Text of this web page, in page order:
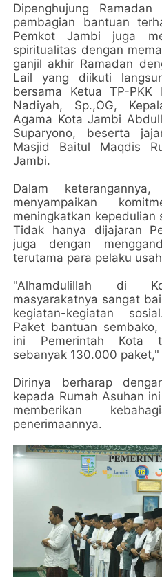
Dipenghujung
pembagian bantuan
Pemkot Jambi juga
spiritualitas dengan
ganjil akhir Ramadan
Lail yang diikuti
bersama Ketua TP-
Nadiyah, Sp.,OG,
Agama Kota Jambi
Suparyono, beserta
Masjid Baitul Maqdis
Jambi.
Dalam
menyampaikan
meningkatkan kepedulian
Tidak hanya dijajaran
juga dengan
terutama para pelaku
"Alhamdulillah di
masyarakatnya sangat
kegiatan-kegiatan
Paket bantuan
ini Pemerintah Kota
sebanyak 130.000 paket,"
Dirinya berharap
kepada Rumah Asuhan
memberikan
penerimaannya.